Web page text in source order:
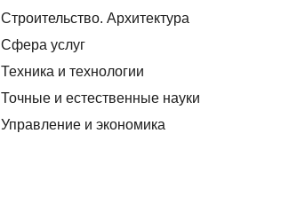
Строительство. Архитектура
Сфера услуг
Техника и технологии
Точные и естественные науки
Управление и экономика